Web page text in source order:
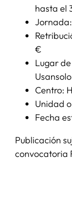
hasta el
€
Lugar
Usansolo
Centro:
Unidad
Fecha
Publicación
convocatoria